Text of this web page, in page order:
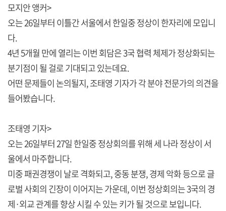
모지안 앵커>
오는 26일부터 이틀간 서울에서 한일중 정상이 한자리에 모입니
다.
4년 5개월 만에 열리는 이번 회담은 3국 협력 체제가 정상화되는
분기점이 될 걸로 기대되고 있는데요.
어떤 문제들이 논의될지, 조태영 기자가 각 분야 전문가의 의견을
들어봤습니다.
조태영 기자>
오는 26일부터 27일 한일중 정상회의를 위해 세 나라 정상이 서
울에서 마주합니다.
미중 패권경쟁이 날로 격화되고, 중동 분쟁, 경제 악화 등으로 글
로벌 사회의 긴장이 이어지는 가운데, 이번 정상회의는 3국의 경
제·외교 관계를 향상 시킬 수 있는 키가 될 것으로 보입니다.